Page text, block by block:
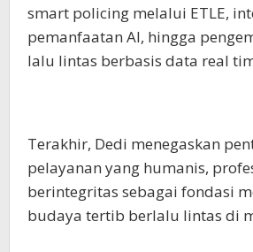
smart policing melalui ETLE,
pemanfaatan AI, hingga
lalu lintas berbasis data real
Terakhir, Dedi menegaskan
pelayanan yang humanis,
berintegritas sebagai fondasi
budaya tertib berlalu lintas di